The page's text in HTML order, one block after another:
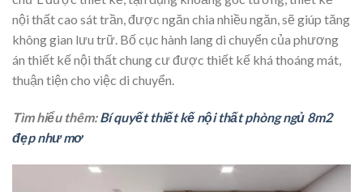
nội thất cao sát trần, được ngăn chia nhiều ngăn, sẽ giúp tăng
không gian lưu trữ. Bố cục hành lang di chuyển của phương
án thiết kế nội thất chung cư được thiết kế khá thoáng mát,
thuận tiện cho việc di chuyển.
Tìm hiểu thêm:Bí quyết thiết kế nội thất phòng ngủ 8m2
đẹp như mơ